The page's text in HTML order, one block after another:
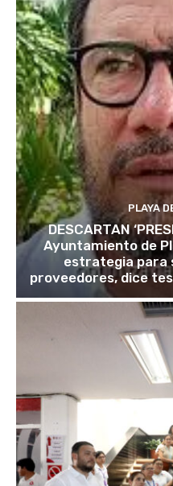
PLAYA
DESCARTAN
Ayuntamiento de
estrategia para
proveedores, dice